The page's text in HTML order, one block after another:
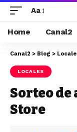
Aa
Home Canal2
Canal2 > Blog >
LOCALES
Sorteo de
Store